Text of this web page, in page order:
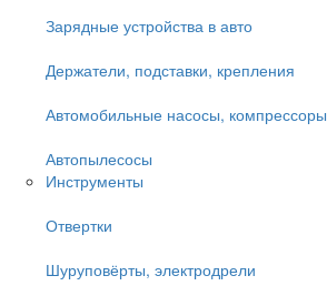
Зарядные устройства в авто
Держатели, подставки, крепления
Автомобильные насосы, компрессоры
Автопылесосы
Инструменты
Отвертки
Шуруповёрты, электродрели